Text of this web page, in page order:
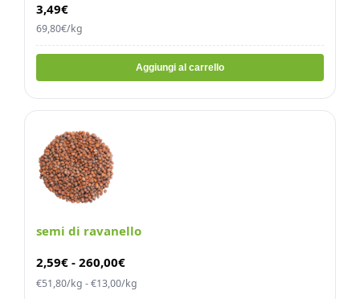
3,49€
69,80€/kg
Aggiungi al carrello
semi di ravanello
2,59€ - 260,00€
€51,80/kg - €13,00/kg